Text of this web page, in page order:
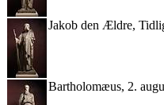
Jakob den Ældre,
Bartholomæus, 2.